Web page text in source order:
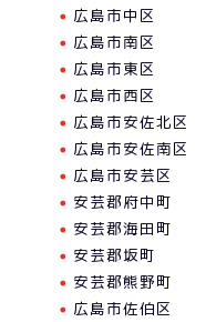
広島市中区
広島市南区
広島市東区
広島市西区
広島市安佐北区
広島市安佐南区
広島市安芸区
安芸郡府中町
安芸郡海田町
安芸郡坂町
安芸郡熊野町
広島市佐伯区